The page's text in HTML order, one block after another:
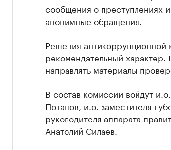
сообщения о преступлениях
анонимные обращения.
Решения антикоррупционной
рекомендательный
направлять материалы
В состав комиссии войдут
Потапов, и.о. заместителя
руководителя аппарата
Анатолий Силаев.